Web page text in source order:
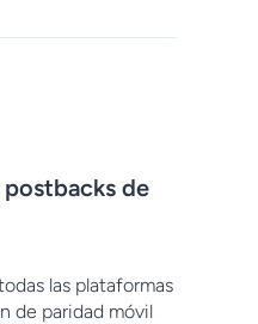
de
las plataformas
de paridad móvil